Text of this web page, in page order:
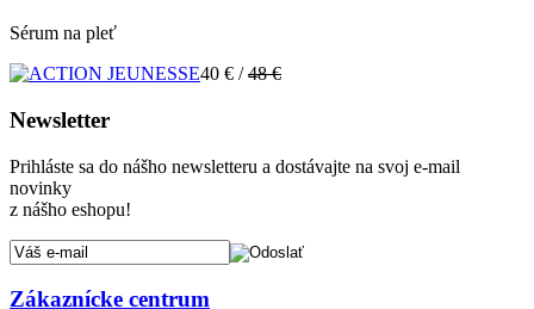
Sérum na pleť
40 € /48 €
Newsletter
Prihláste sa do nášho newsletteru a dostávajte na svoj e-mail
novinky
z nášho eshopu!
Zákaznícke centrum